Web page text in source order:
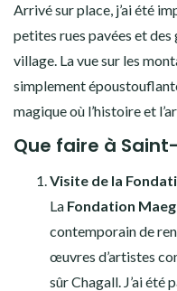
Arrivé sur place, j’ai été
petites rues pavées et des
village. La vue sur les
simplement
magique où l’histoire et
Que faire à
Visite de la
La Fondation
contemporain de
œuvres d’artistes
sûr Chagall. J’ai